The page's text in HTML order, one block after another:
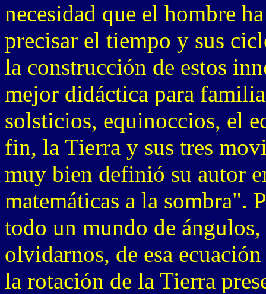
necesidad que el hombre
precisar el tiempo y sus
la construcción de estos
mejor didáctica para
solsticios, equinoccios, el
fin, la Tierra y sus tres
muy bien definió su autor
matemáticas a la sombra".
todo un mundo de
olvidarnos, de esa
la rotación de la Tierra